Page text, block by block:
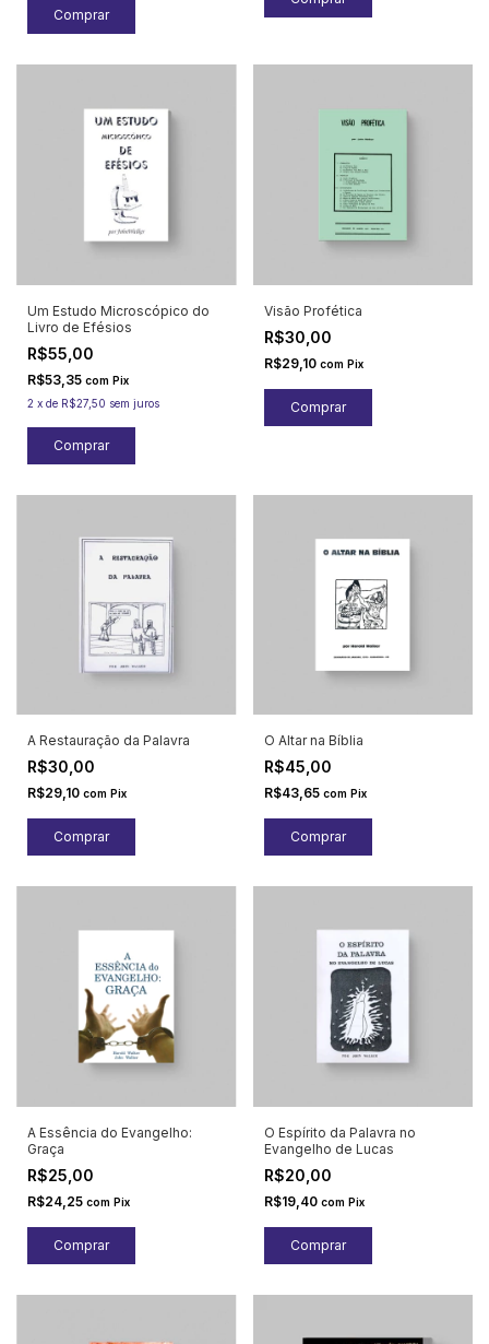
Um Estudo Microscópico do
Livro de Efésios
R$55,00
R$53,35 com Pix
2 x de R$27,50 sem juros
Visão Profética
R$30,00
R$29,10 com Pix
A Restauração da Palavra
R$30,00
R$29,10 com Pix
O Altar na Bíblia
R$45,00
R$43,65 com Pix
A Essência do Evangelho:
Graça
R$25,00
R$24,25 com Pix
O Espírito da Palavra no
Evangelho de Lucas
R$20,00
R$19,40 com Pix